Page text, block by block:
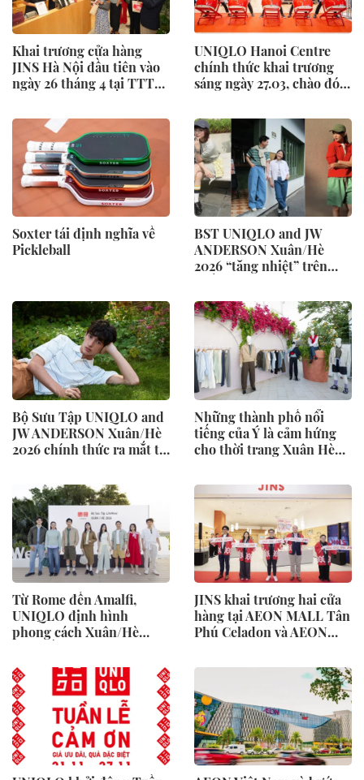
Khai trương cửa hàng
JINS Hà Nội đầu tiên vào
ngày 26 tháng 4 tại TTTM
UNIQLO Hanoi Centre
chính thức khai trương
sáng ngày 27.03, chào đón
đến tham quan, mua sắm
Soxter tái định nghĩa về
Pickleball
BST UNIQLO and JW
ANDERSON Xuân/Hè
2026 “tăng nhiệt” trên
Bộ Sưu Tập UNIQLO and
JW ANDERSON Xuân/Hè
2026 chính thức ra mắt từ
Những thành phố nổi
tiếng của Ý là cảm hứng
cho thời trang Xuân Hè
Từ Rome đến Amalfi,
UNIQLO định hình
phong cách Xuân/Hè
và thiết kế linh hoạt
JINS khai trương hai cửa
hàng tại AEON MALL Tân
Phú Celadon và AEON